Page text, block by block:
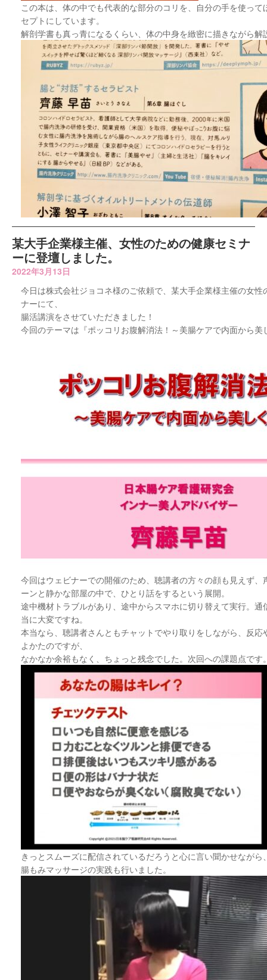
この本は、体の中でも代表的な部分のコリを、自分の手を使って
セプトにしています。
解剖学書も真っ青になるくらい、体の中身を緻密に描きながら解
某大手企業様主催、女性のための健康セミナ
ーに登壇しました。
2022年3月13日
今日は株式会社ジョコネ様のご依頼で、某大手企業様主催の女性
ナーにて、
腸活講演をさせていただきました！
今回のテーマは『ポッコリお腹解消法！～美腸ケアで内面から美
今回はウェビナーでの開催のため、聴講者の方々の顔も見えず、
ーンと静かな部屋の中で、ひとり話をするという展開。
途中機材トラブルがあり、途中からスマホに切り替えて実行。通
当に大変ですね。
本当なら、聴講者さんともチャットでやり取りをしながら、反応
よかたのですが、
なかなか余裕もなく、ちょっと残念でした。次回への課題点です
きっとスムーズに配信されているだろうと心に言い聞かせながら
腸もみマッサージの実践も行いました。